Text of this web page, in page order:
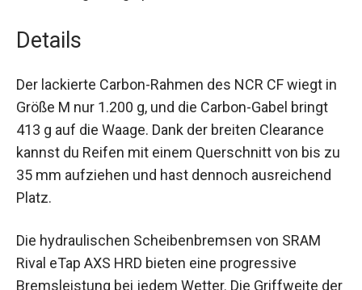
Details
Der lackierte Carbon-Rahmen des NCR CF wiegt
in Größe M nur 1.200 g, und die Carbon-Gabel
bringt 413 g auf die Waage. Dank der breiten
Clearance kannst du Reifen mit einem
Querschnitt von bis zu 35 mm aufziehen und
hast dennoch ausreichend Platz.
Die hydraulischen Scheibenbremsen von SRAM
Rival eTap AXS HRD bieten eine progressive